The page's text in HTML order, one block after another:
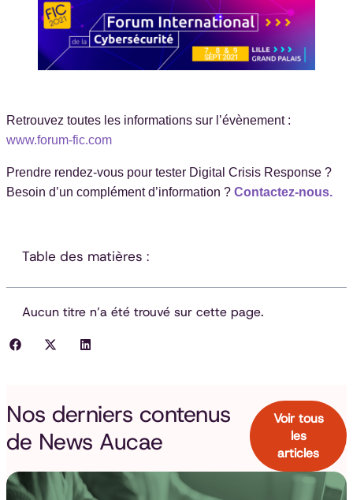
Table des matières :
Aucun titre n’a été trouvé sur cette page.
Retrouvez toutes les informations sur l’évènement :
www.forum-fic.com
Prendre rendez-vous pour tester Digital Crisis Response ?
Besoin d’un complément d’information ? Contactez-nous.
Nos derniers contenus
de News Aucae
Voir tous
les
articles